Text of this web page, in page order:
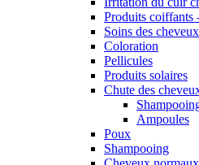
Produits coiffants
Soins des cheveux
Coloration
Pellicules
Produits solaires
Chute des
Ampoules
Poux
Shampooing